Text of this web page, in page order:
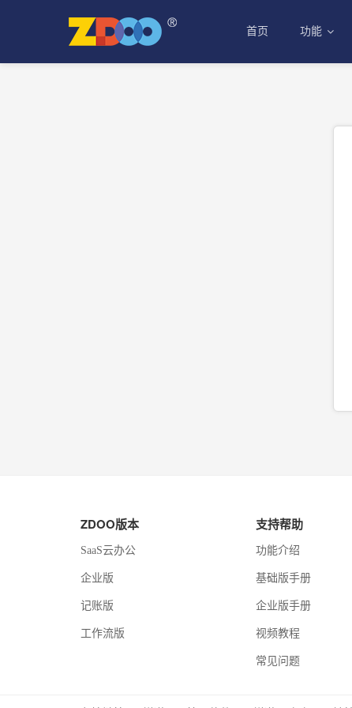
首页 功能
ZDOO版本
SaaS云办公
企业版
记账版
工作流版
支持帮助
功能介绍
基础版手册
企业版手册
视频教程
常见问题